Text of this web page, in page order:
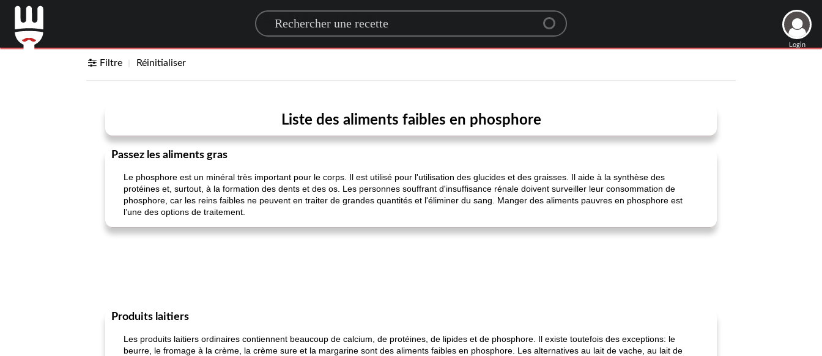
Search for a recipe
Login
Filtre Réinitialiser
Liste des aliments faibles en phosphore
Passez les aliments gras
Le phosphore est un minéral très important pour le corps. Il est utilisé pour l'utilisation des glucides et des graisses. Il aide à la synthèse des
protéines et, surtout, à la formation des dents et des os. Les personnes souffrant d'insuffisance rénale doivent surveiller leur consommation de
phosphore, car les reins faibles ne peuvent en traiter de grandes quantités et l'éliminer du sang. Manger des aliments pauvres en phosphore est
l’une des options de traitement.
Produits laitiers
Les produits laitiers ordinaires contiennent beaucoup de calcium, de protéines, de lipides et de phosphore. Il existe toutefois des exceptions: le
beurre, le fromage à la crème, la crème sure et la margarine sont des aliments faibles en phosphore. Les alternatives au lait de vache, au lait de